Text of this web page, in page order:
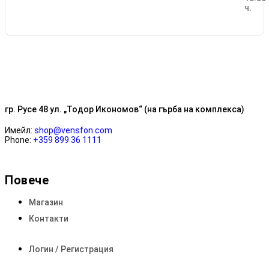
ч.
гр. Русе 48 ул. „Тодор Икономов“ (на гърба на комплекса)
Имейл: shop@vensfon.com
Phone: +359 899 36 1111
Повече
Магазин
Контакти
Логин / Регистрация